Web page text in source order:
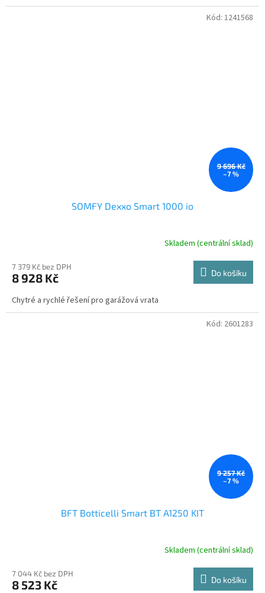
9 696 Kč
–7 %
SOMFY Dexxo Smart 1000 io
Skladem (centrální sklad)
7 379 Kč bez DPH
8 928 Kč Do košíku
Chytré a rychlé řešení pro garážová vrata
Kód: 1241568
9 257 Kč
–7 %
BFT Botticelli Smart BT A1250 KIT
Skladem (centrální sklad)
7 044 Kč bez DPH
8 523 Kč Do košíku
Kód: 2601283